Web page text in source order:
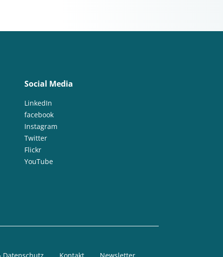
Social Media
LinkedIn
facebook
Instagram
Twitter
Flickr
YouTube